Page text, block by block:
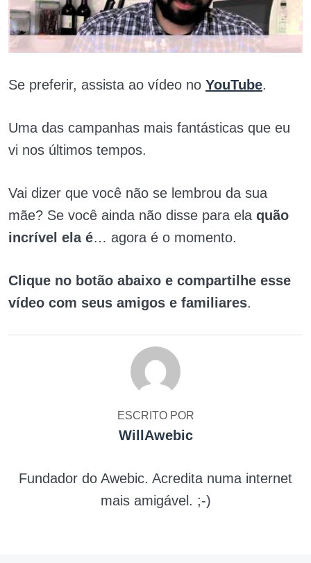
Se preferir, assista ao vídeo no YouTube.
Uma das campanhas mais fantásticas que eu
vi nos últimos tempos.
Vai dizer que você não se lembrou da sua
mãe? Se você ainda não disse para ela quão
incrível ela é… agora é o momento.
Clique no botão abaixo e compartilhe esse
vídeo com seus amigos e familiares.
ESCRITO POR
WillAwebic
Fundador do Awebic. Acredita numa internet
mais amigável. ;-)